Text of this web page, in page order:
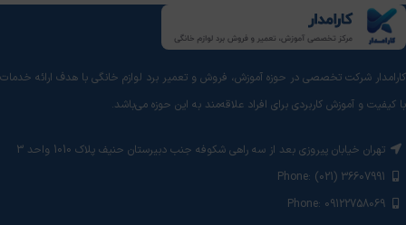
کارامدار شرکت تخصصی در حوزه آموزش، فروش و تعمیر برد لوازم خانگی با هدف ارائه خدمات
با کیفیت و آموزش‌ کاربردی برای افراد علاقه‌مند به این حوزه می‌باشد.
تهران خیابان پیروزی بعد از سه راهی شکوفه جنب دبیرستان حنیف پلاک 1010 واحد 3